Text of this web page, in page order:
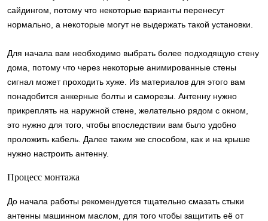
сайдингом, потому что некоторые варианты перенесут
нормально, а некоторые могут не выдержать такой установки.
Для начала вам необходимо выбрать более подходящую стену
дома, потому что через некоторые анимированные стены
сигнал может проходить хуже. Из материалов для этого вам
понадобится анкерные болты и саморезы. Антенну нужно
прикреплять на наружной стене, желательно рядом с окном,
это нужно для того, чтобы впоследствии вам было удобно
проложить кабель. Далее таким же способом, как и на крыше
нужно настроить антенну.
Процесс монтажа
До начала работы рекомендуется тщательно смазать стыки
антенны машинном маслом, для того чтобы защитить её от